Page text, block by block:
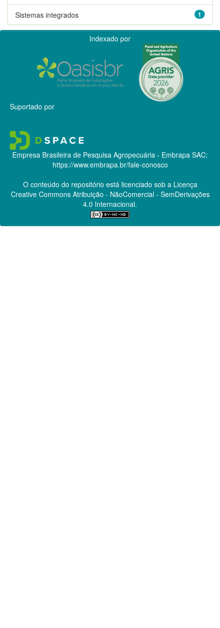
1
Sistemas integrados
Indexado por
Suportado por
Empresa Brasileira de Pesquisa Agropecuária - Embrapa SAC:
https://www.embrapa.br/fale-conosco
O conteúdo do repositório está licenciado sob a Licença
Creative CommonsAtribuição - NãoComercial - SemDerivações
4.0 Internacional.